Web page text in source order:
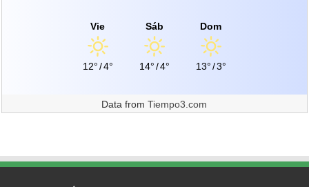
Vie
12°/4°
Sáb
14°/4°
Dom
13°/3°
Data fromTiempo3.com